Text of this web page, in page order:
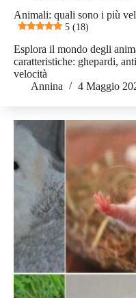
Animali: quali sono i più
5 (18)
Esplora il mondo degli
caratteristiche: ghepardi,
velocità
Annina
4 Maggio